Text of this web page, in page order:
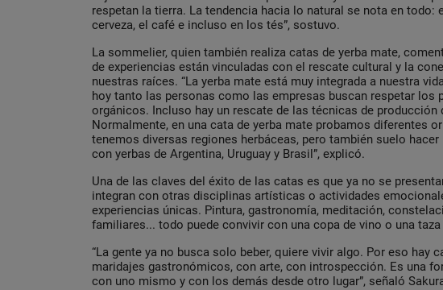
respetan la tierra. La tendencia hacia lo natural se nota en todo:
cerveza, el café e incluso en los tés”, sostuvo.
La sommelier, quien también realiza catas de yerba mate,
de experiencias están vinculadas con el rescate cultural y la
nuestras raíces. “La yerba mate está muy integrada a nuestra
hoy tanto las personas como las empresas buscan respetar los
orgánicos. Incluso hay un rescate de las técnicas de producción
Normalmente, en una cata de yerba mate probamos diferentes
tenemos diversas regiones herbáceas, pero también suelo
con yerbas de Argentina, Uruguay y Brasil”, explicó.
Una de las claves del éxito de las catas es que ya no se
integran con otras disciplinas artísticas o actividades
experiencias únicas. Pintura, gastronomía, meditación,
familiares... todo puede convivir con una copa de vino o una taza
“La gente ya no busca solo beber, quiere vivir algo. Por eso hay
maridajes gastronómicos, con arte, con introspección. Es una
con uno mismo y con los demás desde otro lugar”, señaló